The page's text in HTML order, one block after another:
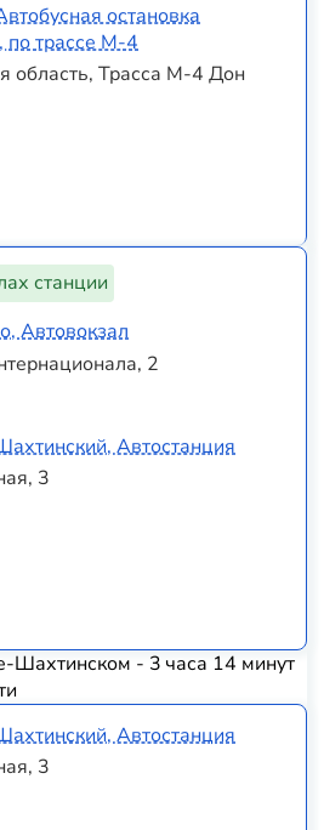
остановка
по трассе М-4
область, Трасса М-4 Дон
станции
Автовокзал
2
Автостанция
3
Шахтинском - 3 часа 14 минут
Автостанция
3